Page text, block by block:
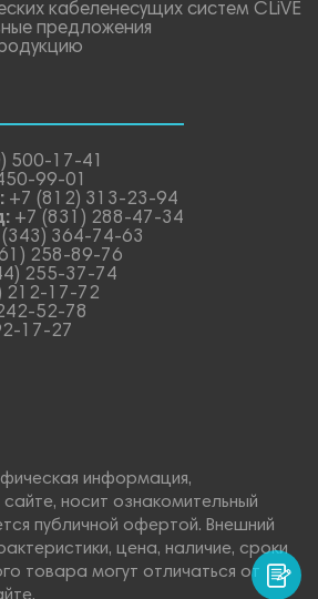
кабеленесущих систем CLiVE
предложения
500-17-41
99-01
+7 (812) 313-23-94
+7 (831) 288-47-34
364-74-63
258-89-76
255-37-74
212-17-72
52-78
17-27
информация,
носит ознакомительный
публичной офертой. Внешний
цена, наличие, сроки
товара могут отличаться от